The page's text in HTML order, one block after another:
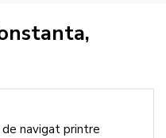
navigat printre